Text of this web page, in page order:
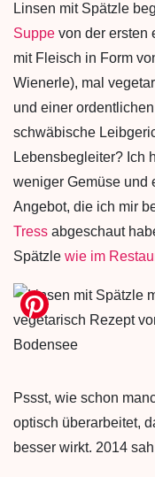
Linsen mit Spätzle
Suppe von der ersten
mit Fleisch in Form
Wienerle), mal
und einer
schwäbische
Lebensbegleiter? Ich
weniger Gemüse und
Angebot, die ich mir
Tress abgeschaut
Spätzle wie im
Pssst, wie schon
optisch überarbeitet,
besser wirkt. 2014